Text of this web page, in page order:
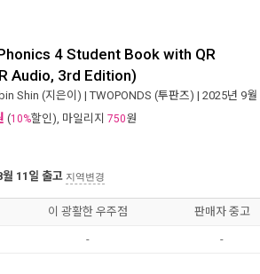
4 Student Book with QR
Audio, 3rd Edition)
Shin (지은이) |TWOPONDS (투판즈) | 2025년 9월
(10%할인), 마일리지 750원
월 11일 출고 지역변경
이 광활한 우주점 판매자 중고
- -